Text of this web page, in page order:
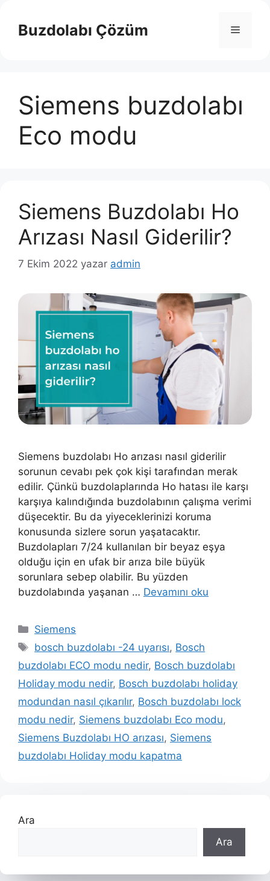
Buzdolabı Çözüm Menü
Siemens buzdolabı
Eco modu
Siemens Buzdolabı Ho
Arızası Nasıl Giderilir?
7 Ekim 2022 yazar admin
Siemens buzdolabı Ho arızası nasıl giderilir
sorunun cevabı pek çok kişi tarafından merak
edilir. Çünkü buzdolaplarında Ho hatası ile karşı
karşıya kalındığında buzdolabının çalışma verimi
düşecektir. Bu da yiyeceklerinizi koruma
konusunda sizlere sorun yaşatacaktır.
Buzdolapları 7/24 kullanılan bir beyaz eşya
olduğu için en ufak bir arıza bile büyük
sorunlara sebep olabilir. Bu yüzden
buzdolabında yaşanan … Devamını oku
Kategoriler
Siemens
Etiketler
bosch buzdolabı -24 uyarısı, Bosch
buzdolabı ECO modu nedir, Bosch buzdolabı
Holiday modu nedir, Bosch buzdolabı holiday
modundan nasıl çıkarılır, Bosch buzdolabı lock
modu nedir, Siemens buzdolabı Eco modu,
Siemens Buzdolabı HO arızası, Siemens
buzdolabı Holiday modu kapatma
Ara
Ara